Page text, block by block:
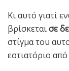
Κι αυτό γιατί
βρίσκεταισε
στίγμα του
εστιατόριο